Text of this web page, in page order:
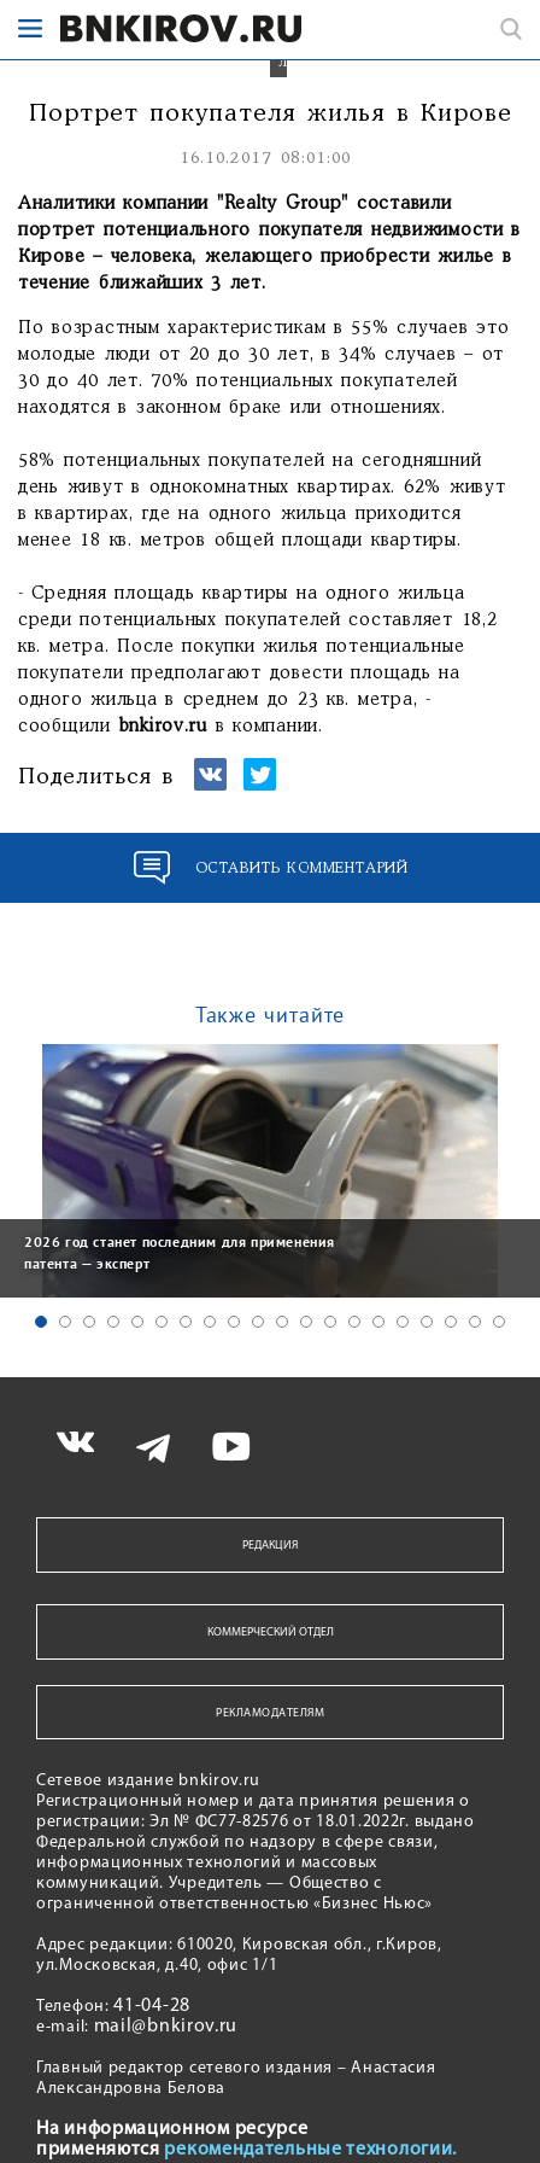
3
лет.
Портрет покупателя жилья в Кирове
16.10.2017 08:01:00
Аналитики компании "Realty Group" составили
портрет потенциального покупателя недвижимости в
Кирове – человека, желающего приобрести жилье в
течение ближайших 3 лет.
По возрастным характеристикам в 55% случаев это
молодые люди от 20 до 30 лет, в 34% случаев – от
30 до 40 лет. 70% потенциальных покупателей
находятся в законном браке или отношениях.
58% потенциальных покупателей на сегодняшний
день живут в однокомнатных квартирах. 62% живут
в квартирах, где на одного жильца приходится
менее 18 кв. метров общей площади квартиры.
- Средняя площадь квартиры на одного жильца
среди потенциальных покупателей составляет 18,2
кв. метра. После покупки жилья потенциальные
покупатели предполагают довести площадь на
одного жильца в среднем до 23 кв. метра, -
сообщили bnkirov.ruв компании.
Поделиться в
ОСТАВИТЬ КОММЕНТАРИЙ
Также читайте
2026 год станет последним для применения
патента — эксперт
РЕДАКЦИЯ
КОММЕРЧЕСКИЙ ОТДЕЛ
РЕКЛАМОДАТЕЛЯМ
Сетевое издание bnkirov.ru
Регистрационный номер и дата принятия решения о
регистрации: Эл № ФС77-82576 от 18.01.2022г. выдано
Федеральной службой по надзору в сфере связи,
информационных технологий и массовых
коммуникаций. Учредитель — Общество с
ограниченной ответственностью «Бизнес Ньюс»
Адрес редакции: 610020, Кировская обл., г.Киров,
ул.Московская, д.40, офис 1/1
Телефон:41-04-28
e-mail: mail@bnkirov.ru
Главный редактор сетевого издания – Анастасия
Александровна Белова
На информационном ресурсе
применяются рекомендательные технологии.